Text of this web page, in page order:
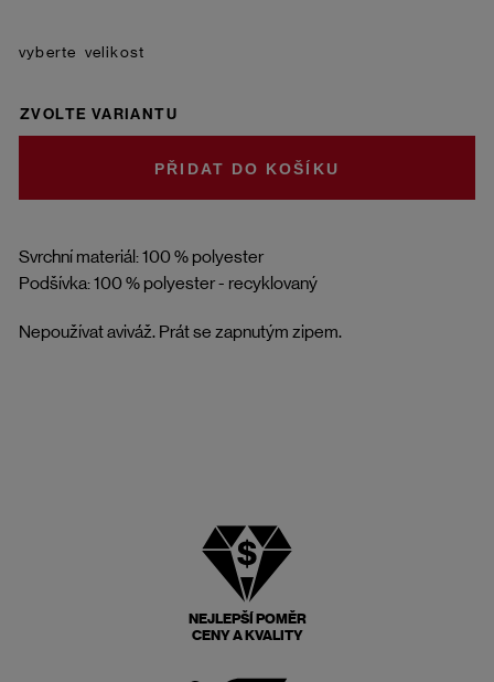
Svrchní materiál: 100 % polyester
Podšívka: 100 % polyester - recyklovaný
Nepoužívat aviváž. Prát se zapnutým zipem.
velikost
ZVOLTE VARIANTU
DO KOŠÍKU
NEJLEPŠÍ POMĚR
CENY A KVALITY